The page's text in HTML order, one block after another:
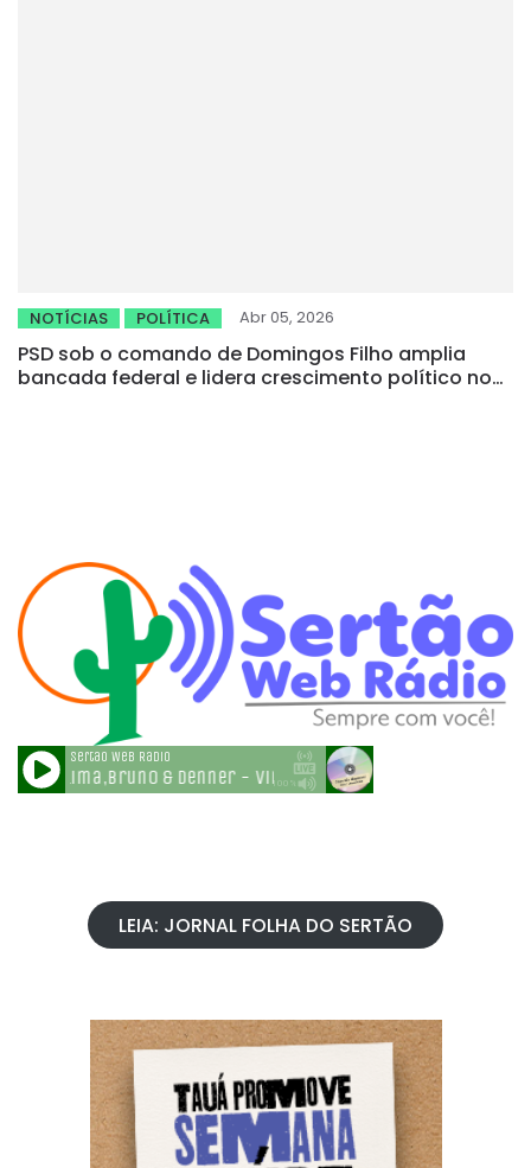
NOTÍCIAS POLÍTICA Abr 05, 2026
PSD sob o comando de Domingos Filho amplia
bancada federal e lidera crescimento político no
LEIA: JORNAL FOLHA DO SERTÃO